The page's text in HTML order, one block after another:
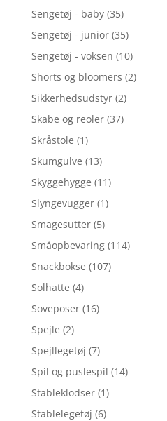
Sengetøj - baby (35)
Sengetøj - junior (35)
Sengetøj - voksen (10)
Shorts og bloomers (2)
Sikkerhedsudstyr (2)
Skabe og reoler (37)
Skråstole (1)
Skumgulve (13)
Skyggehygge (11)
Slyngevugger (1)
Smagesutter (5)
Småopbevaring (114)
Snackbokse (107)
Solhatte (4)
Soveposer (16)
Spejle (2)
Spejllegetøj (7)
Spil og puslespil (14)
Stableklodser (1)
Stablelegetøj (6)